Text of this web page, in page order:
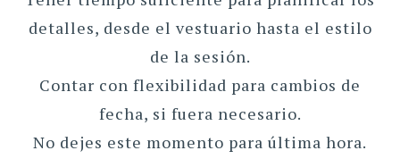
detalles, desde el vestuario hasta el estilo
de la sesión.
Contar con flexibilidad para cambios de
fecha, si fuera necesario.
No dejes este momento para última hora.